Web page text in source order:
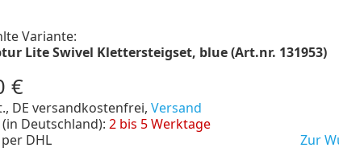
Variante:
Lite Swivel Klettersteigset, blue (Art.nr. 131953)
€
DE versandkostenfrei, Versand
Deutschland): 2 bis 5 Werktage
DHL
Zur